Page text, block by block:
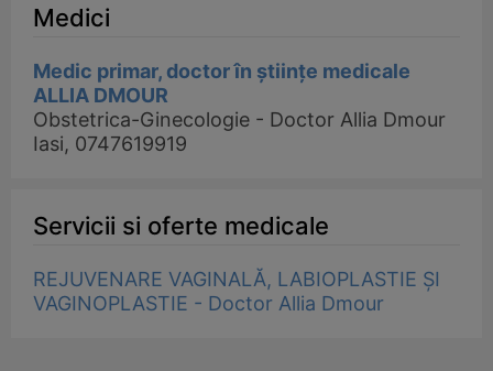
Medici
Medic primar, doctor în științe medicale
ALLIA DMOUR
Obstetrica-Ginecologie - Doctor Allia Dmour
Iasi, 0747619919
Servicii si oferte medicale
REJUVENARE VAGINALĂ, LABIOPLASTIE ȘI
VAGINOPLASTIE - Doctor Allia Dmour